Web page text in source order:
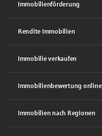
Immobilienförderung
Rendite Immobilien
Immobilie verkaufen
Immobilienbewertung online
Immobilien nach Regionen